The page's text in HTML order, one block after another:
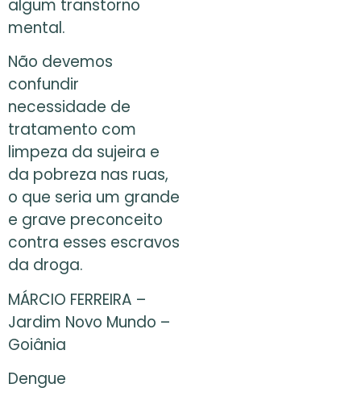
algum transtorno
mental.
Não devemos
confundir
necessidade de
tratamento com
limpeza da sujeira e
da pobreza nas ruas,
o que seria um grande
e grave preconceito
contra esses escravos
da droga.
MÁRCIO FERREIRA –
Jardim Novo Mundo –
Goiânia
Dengue